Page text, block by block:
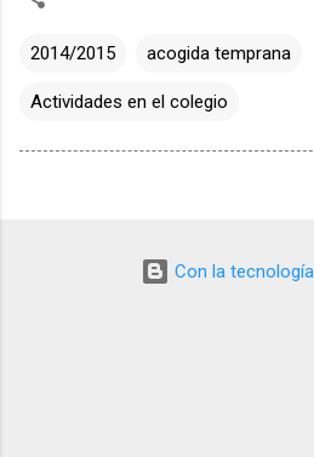
2014/2015 acogida temprana
Actividades en el colegio
Con la